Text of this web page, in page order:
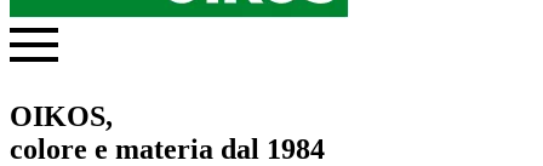
OIKOS,
colore e materia dal 1984